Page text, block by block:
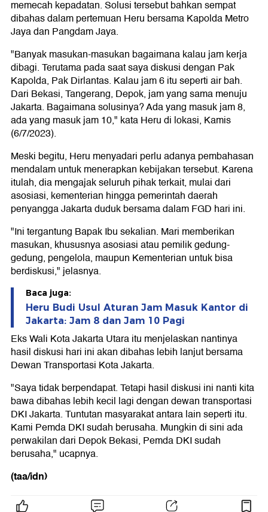
memecah kepadatan. Solusi tersebut bahkan sempat
dibahas dalam pertemuan Heru bersama Kapolda Metro
Jaya dan Pangdam Jaya.
"Banyak masukan-masukan bagaimana kalau jam kerja
dibagi. Terutama pada saat saya diskusi dengan Pak
Kapolda, Pak Dirlantas. Kalau jam 6 itu seperti air bah.
Dari Bekasi, Tangerang, Depok, jam yang sama menuju
Jakarta. Bagaimana solusinya? Ada yang masuk jam 8,
ada yang masuk jam 10," kata Heru di lokasi, Kamis
(6/7/2023).
Meski begitu, Heru menyadari perlu adanya pembahasan
mendalam untuk menerapkan kebijakan tersebut. Karena
itulah, dia mengajak seluruh pihak terkait, mulai dari
asosiasi, kementerian hingga pemerintah daerah
penyangga Jakarta duduk bersama dalam FGD hari ini.
"Ini tergantung Bapak Ibu sekalian. Mari memberikan
masukan, khususnya asosiasi atau pemilik gedung-
gedung, pengelola, maupun Kementerian untuk bisa
berdiskusi," jelasnya.
Baca juga:
Heru Budi Usul Aturan Jam Masuk Kantor di
Jakarta: Jam 8 dan Jam 10 Pagi
Eks Wali Kota Jakarta Utara itu menjelaskan nantinya
hasil diskusi hari ini akan dibahas lebih lanjut bersama
Dewan Transportasi Kota Jakarta.
"Saya tidak berpendapat. Tetapi hasil diskusi ini nanti kita
bawa dibahas lebih kecil lagi dengan dewan transportasi
DKI Jakarta. Tuntutan masyarakat antara lain seperti itu.
Kami Pemda DKI sudah berusaha. Mungkin di sini ada
perwakilan dari Depok Bekasi, Pemda DKI sudah
berusaha," ucapnya.
(taa/idn)